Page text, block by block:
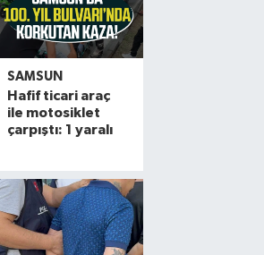
SAMSUN
Hafif ticari araç
ile motosiklet
çarpıştı: 1 yaralı